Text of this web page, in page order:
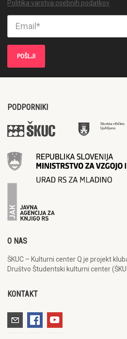
Politika varstva osebnih podatkov
PODPORNIKI
O NAS
ŠKUC – Kulturni center Q je projekt
Društvo Študentski kulturni center
KONTAKT